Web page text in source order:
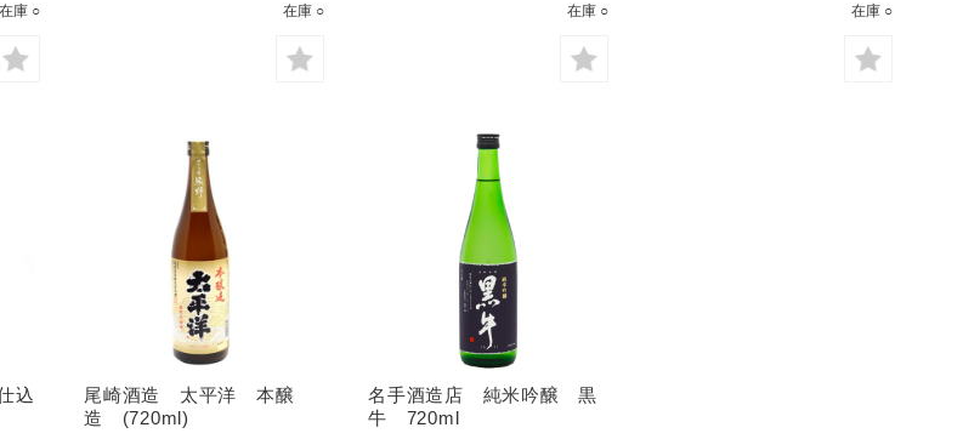
在庫 ○ 在庫 ○ 在庫 ○ 在庫 ○
込
尾崎酒造 太平洋 本醸
造 (720ml)
名手酒造店 純米吟醸 黒
牛 720ml